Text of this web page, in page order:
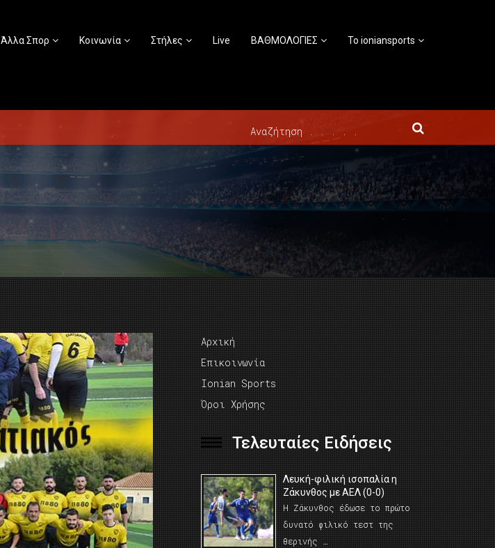
Άλλα Σπορ Κοινωνία Στήλες Live ΒΑΘΜΟΛΟΓΙΕΣ Το ioniansports
Αρχική
Επικοινωνία
Ionian Sports
Όροι Χρήσης
Τελευταίες Ειδήσεις
Λευκή-φιλική ισοπαλία η
Ζάκυνθος με ΑΕΛ (0-0)
Η Ζάκυνθος έδωσε το πρώτο
δυνατό φιλικό τεστ της
θερινής …